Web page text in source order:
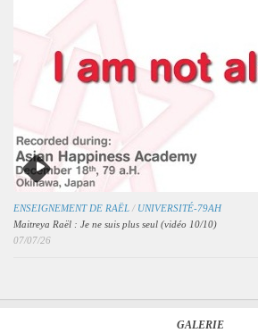
ENSEIGNEMENT DE RAËL / UNIVERSITÉ-79AH
Maitreya Raël : Je ne suis plus seul (vidéo 10/10)
07/07/26
GALERIE